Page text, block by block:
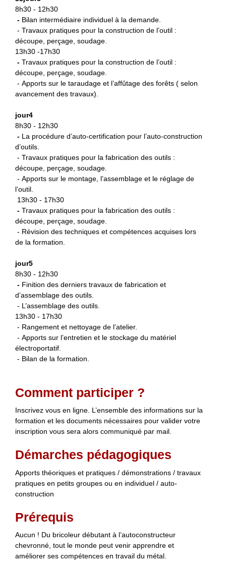
8h30 - 12h30
- Bilan intermédiaire individuel à la demande.
- Travaux pratiques pour la construction de l’outil :
découpe, perçage, soudage.
13h30 -17h30
- Travaux pratiques pour la construction de l’outil :
découpe, perçage, soudage.
- Apports sur le taraudage et l’affûtage des forêts ( selon
avancement des travaux).
jour4
8h30 - 12h30
- La procédure d’auto-certification pour l’auto-construction
d’outils.
- Travaux pratiques pour la fabrication des outils :
découpe, perçage, soudage.
- Apports sur le montage, l’assemblage et le réglage de
l’outil.
13h30 - 17h30
- Travaux pratiques pour la fabrication des outils :
découpe, perçage, soudage.
- Révision des techniques et compétences acquises lors
de la formation.
jour5
8h30 - 12h30
- Finition des derniers travaux de fabrication et
d’assemblage des outils.
- L’assemblage des outils.
13h30 - 17h30
- Rangement et nettoyage de l’atelier.
- Apports sur l’entretien et le stockage du matériel
électroportatif.
- Bilan de la formation.
Comment participer ?
Inscrivez vous en ligne. L’ensemble des informations sur la
formation et les documents nécessaires pour valider votre
inscription vous sera alors communiqué par mail.
Démarches pédagogiques
Apports théoriques et pratiques / démonstrations / travaux
pratiques en petits groupes ou en individuel / auto-
construction
Prérequis
Aucun ! Du bricoleur débutant à l’autoconstructeur
chevronné, tout le monde peut venir apprendre et
améliorer ses compétences en travail du métal.